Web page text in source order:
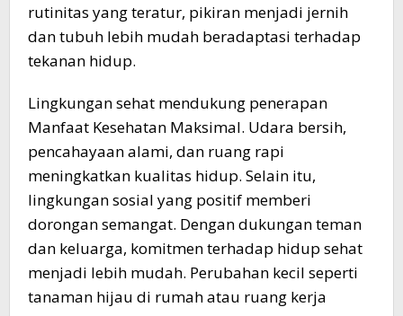
rutinitas yang teratur, pikiran menjadi jernih
dan tubuh lebih mudah beradaptasi terhadap
tekanan hidup.
Lingkungan sehat mendukung penerapan
Manfaat Kesehatan Maksimal. Udara bersih,
pencahayaan alami, dan ruang rapi
meningkatkan kualitas hidup. Selain itu,
lingkungan sosial yang positif memberi
dorongan semangat. Dengan dukungan teman
dan keluarga, komitmen terhadap hidup sehat
menjadi lebih mudah. Perubahan kecil seperti
tanaman hijau di rumah atau ruang kerja